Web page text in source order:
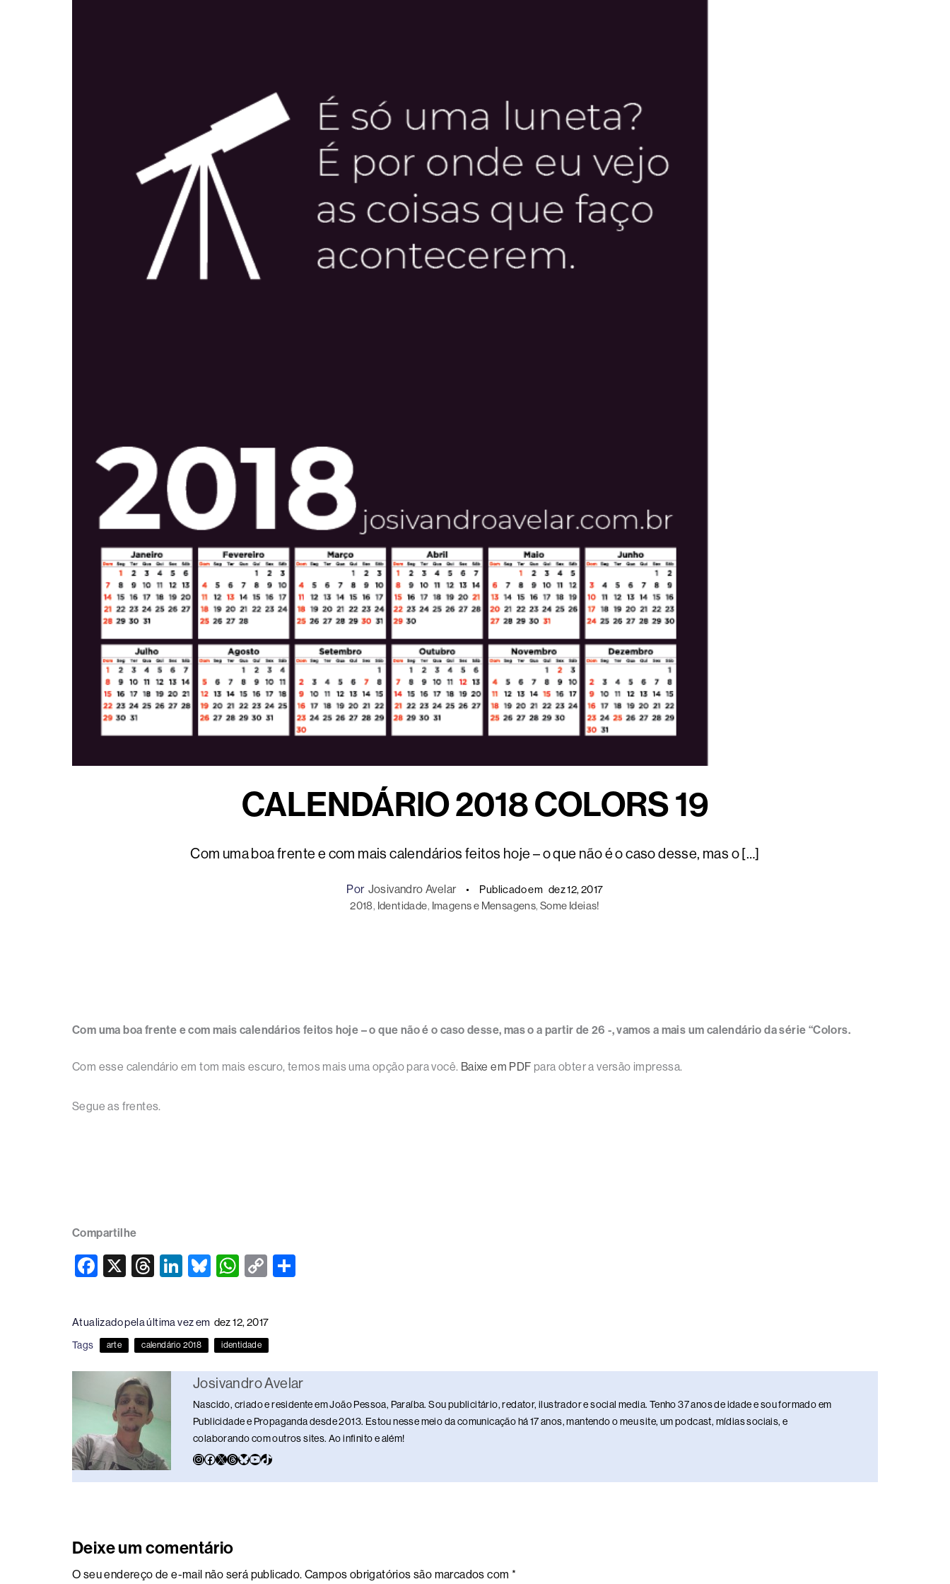
CALENDÁRIO 2018 COLORS 19
Com uma boa frente e com mais calendários feitos hoje – o que não é o caso desse, mas o […]
Por Josivandro Avelar Publicado em dez 12, 2017
2018, Identidade, Imagens e Mensagens, Some Ideias!
Com uma boa frente e com mais calendários feitos hoje – o que não é o caso desse, mas o a partir de 26 -, vamos a mais um calendário da série “Colors.
Com esse calendário em tom mais escuro, temos mais uma opção para você. Baixe em PDF para obter a versão impressa.
Segue as frentes.
Compartilhe
F
c
e
b
o
o
X
T
e
a
d
s
Li
e
dI
n
Bl
e
sk
y
W
at
s
A
p
p
C
p
y
Li
n
k
Atualizado pela última vez em dez 12, 2017
Tags arte calendário 2018 identidade
Josivandro Avelar
Nascido, criado e residente em João Pessoa, Paraíba. Sou publicitário, redator, ilustrador e social media. Tenho 37 anos de idade e sou formado em
Publicidade e Propaganda desde 2013. Estou nesse meio da comunicação há 17 anos, mantendo o meu site, um podcast, mídias sociais, e
colaborando com outros sites. Ao infinito e além!
Deixe um comentário
O seu endereço de e-mail não será publicado. Campos obrigatórios são marcados com *